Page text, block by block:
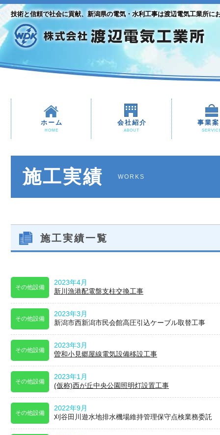
技術と信頼で社会に貢献、新潟県の電気・水利工事は渡辺電気工業所に
ホーム
HOME
会社紹介
ABOUT
事業
施工実績 WORKS
施工実績一覧
その他設備
2023年4月
新川漁港配電盤支柱交換工事
その他設備
2023年3月
新潟市西新潟市民会館高圧引込ケーブル取替工事
その他設備
2023年3月
曽和小見郷屋線電気設備移設工事
その他設備
2023年1月
(仮称)西が丘中央公園照明灯設置工事
その他設備
2022年9月
刈谷田川遊水地排水機場維持管理保守点検業務委託